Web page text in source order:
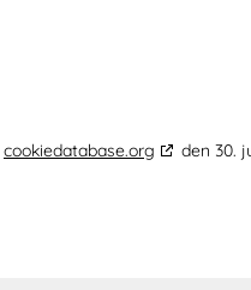
cookiedatabase.org den 30.